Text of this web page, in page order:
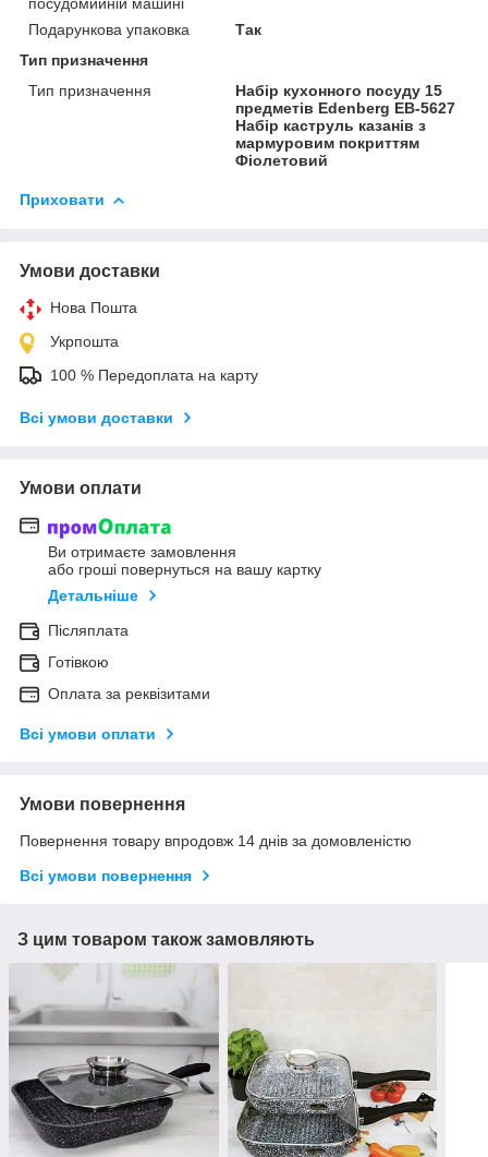
Подарункова упаковка
Так
Тип призначення
Тип призначення
Набір кухонного посуду 15
предметів Edenberg ЕВ-5627
Набір каструль казанів з
мармуровим покриттям
Фіолетовий
Приховати
Умови доставки
Нова Пошта
Укрпошта
100 % Передоплата на карту
Всі умови доставки
Умови оплати
Ви отримаєте замовлення
або гроші повернуться на вашу картку
Детальніше
Післяплата
Готівкою
Оплата за реквізитами
Всі умови оплати
Умови повернення
Повернення товару впродовж 14 днів за домовленістю
Всі умови повернення
З цим товаром також замовляють